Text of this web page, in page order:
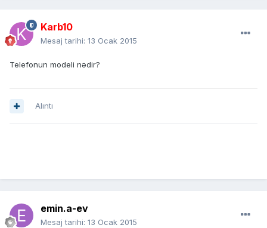
Karb10
Mesaj tarihi: 13 Ocak 2015
Telefonun modeli nədir?
Alıntı
emin.a-ev
Mesaj tarihi: 13 Ocak 2015